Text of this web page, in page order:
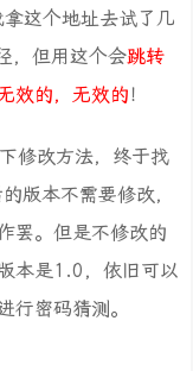
这个地址去试了几
，但用这个会跳转
效的，无效的！
修改方法，终于找
版本不需要修改，
罢。但是不修改的
本是1.0，依旧可以
行密码猜测。